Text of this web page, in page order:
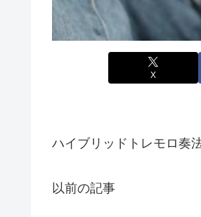
X
ハイブリッドトレモロ奏
以前の記事